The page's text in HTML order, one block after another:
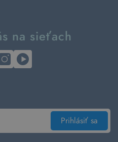
na sieťach
Prihlásiť sa